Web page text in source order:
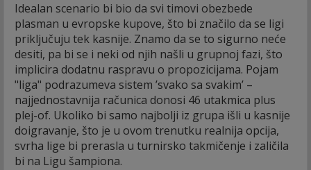
Idealan scenario bi bio da svi timovi obezbede
plasman u evropske kupove, što bi značilo da se ligi
priključuju tek kasnije. Znamo da se to sigurno neće
desiti, pa bi se i neki od njih našli u grupnoj fazi, što
implicira dodatnu raspravu o propozicijama. Pojam
"liga" podrazumeva sistem ’svako sa svakim’ –
najjednostavnija računica donosi 46 utakmica plus
plej-of. Ukoliko bi samo najbolji iz grupa išli u kasnije
doigravanje, što je u ovom trenutku realnija opcija,
svrha lige bi prerasla u turnirsko takmičenje i zaličila
bi na Ligu šampiona.